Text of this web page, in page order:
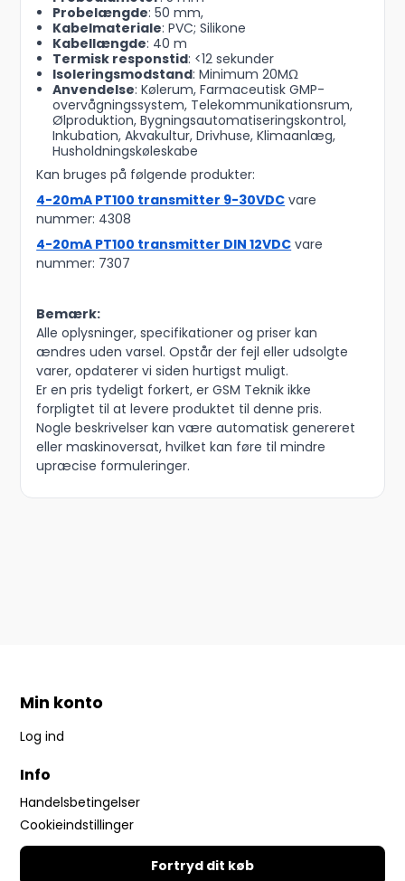
Probelængde: 50 mm,
Kabelmateriale: PVC; Silikone
Kabellængde: 40 m
Termisk responstid: <12 sekunder
Isoleringsmodstand: Minimum 20MΩ
Anvendelse: Kølerum, Farmaceutisk GMP-
overvågningssystem, Telekommunikationsrum,
Ølproduktion, Bygningsautomatiseringskontrol,
Inkubation, Akvakultur, Drivhuse, Klimaanlæg,
Husholdningskøleskabe
Kan bruges på følgende produkter:
4-20mA PT100 transmitter 9-30VDC vare
nummer: 4308
4-20mA PT100 transmitter DIN 12VDC vare
nummer: 7307
Bemærk:
Alle oplysninger, specifikationer og priser kan
ændres uden varsel. Opstår der fejl eller udsolgte
varer, opdaterer vi siden hurtigst muligt.
Er en pris tydeligt forkert, er GSM Teknik ikke
forpligtet til at levere produktet til denne pris.
Nogle beskrivelser kan være automatisk genereret
eller maskinoversat, hvilket kan føre til mindre
upræcise formuleringer.
Min konto
Log ind
Info
Handelsbetingelser
Cookieindstillinger
Fortryd dit køb